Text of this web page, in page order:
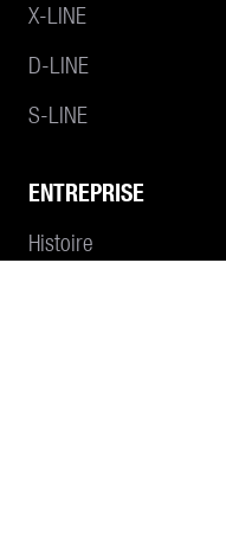
Au panier
X-LINE
D-LINE
S-LINE
ENTREPRISE
Histoire